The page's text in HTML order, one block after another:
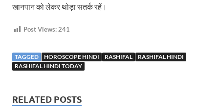
खानपान को लेकर थोड़ा सतर्क रहें।
Post Views:241
TAGGED HOROSCOPE HINDI RASHIFAL
RASHIFAL HINDI
RASHIFAL HINDI TODAY
RELATED POSTS